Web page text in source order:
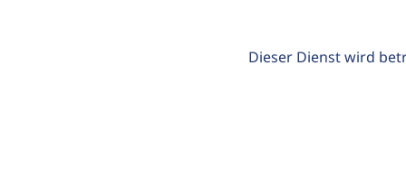
Dieser Dienst wird